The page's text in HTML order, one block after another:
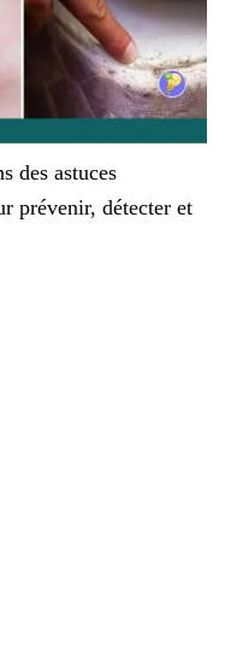
des astuces
prévenir, détecter et